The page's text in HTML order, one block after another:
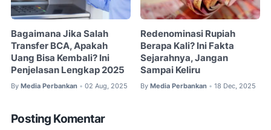
Bagaimana Jika Salah
Transfer BCA, Apakah
Uang Bisa Kembali? Ini
Penjelasan Lengkap 2025
By Media Perbankan • 02 Aug, 2025
Redenominasi Rupiah
Berapa Kali? Ini Fakta
Sejarahnya, Jangan
Sampai Keliru
By Media Perbankan • 18 Dec, 2025
Posting Komentar